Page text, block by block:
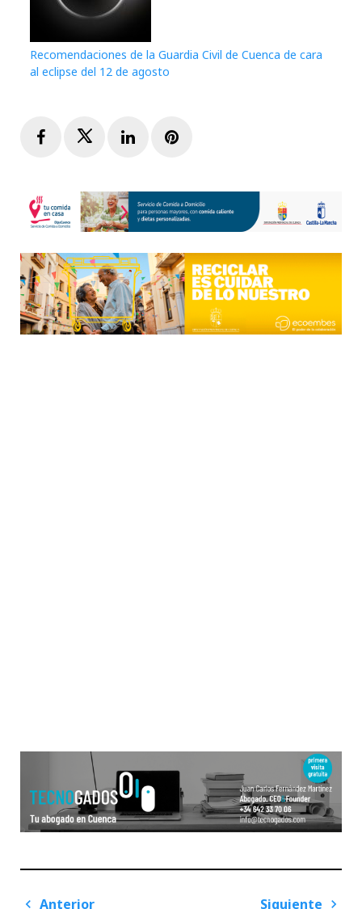
Recomendaciones de la Guardia Civil de Cuenca de cara
al eclipse del 12 de agosto
FacebookTwitterLinkedInPinterest
Navegación
Anterior Siguiente